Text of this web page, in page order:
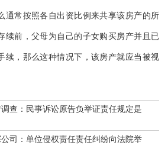
通常按照各自出资比例来共享该房产的所
续前，父母为自己的子女购买房产并且已
续，那么这种情况下，该房产就应当被视
查：民事诉讼原告负举证责任规定是
司：单位侵权责任责任纠纷向法院举